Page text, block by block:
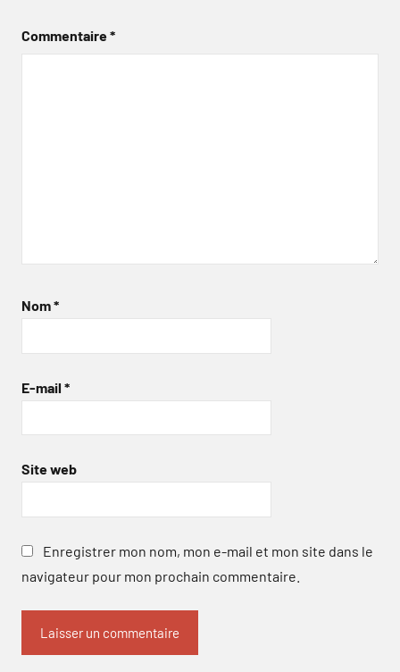
Commentaire*
Nom*
E-mail *
Site web
Enregistrer mon nom, mon e-mail et mon site dans le
navigateur pour mon prochain commentaire.